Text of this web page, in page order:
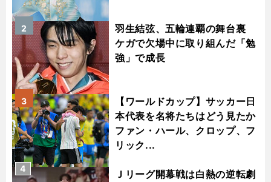
羽生結弦、五輪連覇の舞台裏
ケガで欠場中に取り組んだ「勉
強」で成長
2
【ワールドカップ】サッカー日
本代表を名将たちはどう見たか
ファン・ハール、クロップ、フ
リック...
3
Ｊリーグ開幕戦は白熱の逆転劇
4